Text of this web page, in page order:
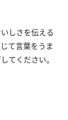
しさを伝える
て言葉をうま
てください。